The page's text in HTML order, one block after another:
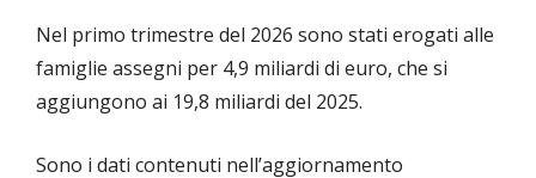
Nel primo trimestre del 2026 sono stati erogati alle
famiglie assegni per 4,9 miliardi di euro, che si
aggiungono ai 19,8 miliardi del 2025.
Sono i dati contenuti nell’aggiornamento